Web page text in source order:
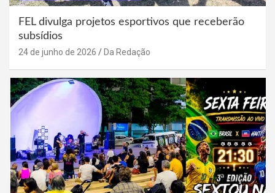
FEL divulga projetos esportivos que receberão
subsídios
24 de junho de 2026 Da Redação